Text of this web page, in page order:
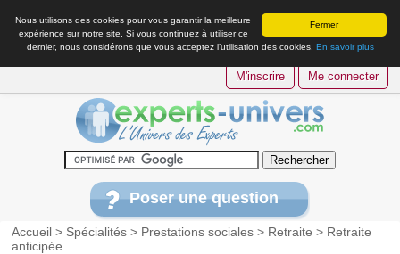
Fermer
Nous utilisons des cookies pour vous garantir la meilleure
expérience sur notre site. Si vous continuez à utiliser ce
dernier, nous considérons que vous acceptez l’utilisation des cookies. En savoir plus
M'inscrire Me connecter
Poser une question
Accueil > Spécialités > Prestations sociales > Retraite > Retraite
anticipée